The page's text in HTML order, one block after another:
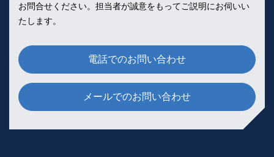
お問合せください。 担当者が誠意をもってご説明にお伺いい
たします。
電話でのお問い合わせ
メールでのお問い合わせ